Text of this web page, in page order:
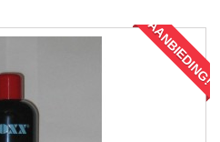
AANBIEDING!